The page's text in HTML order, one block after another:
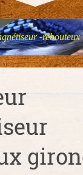
-rebouteux